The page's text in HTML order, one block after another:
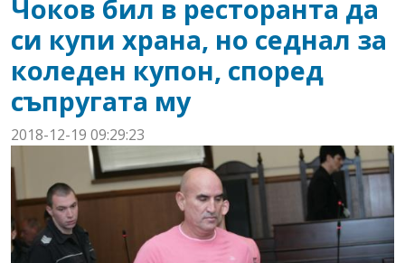
Чоков бил в ресторанта да
си купи храна, но седнал за
коледен купон, според
съпругата му
2018-12-19 09:29:23